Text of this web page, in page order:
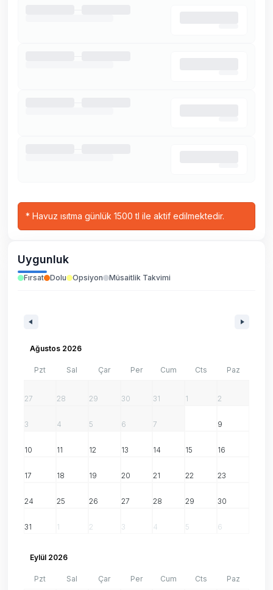
* Havuz ısıtma günlük 1500 tl ile aktif edilmektedir.
Uygunluk
Fırsat Dolu Opsiyon Müsaitlik Takvimi
Ağustos 2026
Pzt Sal Çar Per Cum Cts Paz
27 28 29 30 31 1 2
3 4 5 6 7 9
10 11 12 13 14 15 16
17 18 19 20 21 22 23
24 25 26 27 28 29 30
31 1 2 3 4 5 6
Eylül 2026
Pzt Sal Çar Per Cum Cts Paz